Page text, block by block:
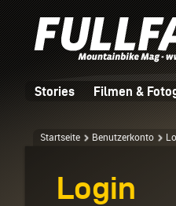
Stories Filmen &
Startseite Benutzerkonto
Login